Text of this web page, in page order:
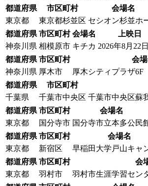
都道府県
市区町村 会場名
東京都
東京都杉並区 セシオン杉並ホ
都道府県 市区町村 会場名 上映日
神奈川県 相模原市 キチカ 2026年8月22
都道府県 市区町村 会
神奈川県 厚木市 厚木シティプラザ
都道府県
市区町村
千葉県
千葉市中央区 千葉市中央区蘇
都道府県 市区町村 会場名
東京都
国分寺市 国分寺市立本多公民
都道府県 市区町村 会場名
東京都
新宿区 早稲田大学戸山キャ
都道府県 市区町村 会
東京都
羽村市 羽村市生涯学習セン